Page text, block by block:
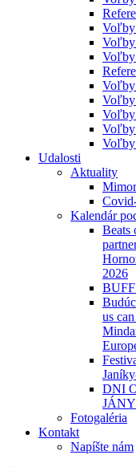
Voľby
Voľby
Voľby
Voľby
Voľby
Voľby
Voľby
Voľby
Udalosti
Aktuality
Kalendár
Beats
2026
us
DNI
Fotogaléria
Kontakt
Napíšte nám